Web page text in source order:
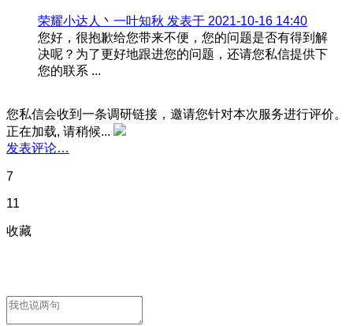
荣耀小达人丶一叶知秋 发表于 2021-10-16 14:40
您好，很抱歉给您带来不便，您的问题是否有得到解
决呢？为了更好地跟进您的问题，还请您私信提供下
您的联系 ...
您私信会收到一条调研链接，邀请您针对本次服务进行评价。
正在加载, 请稍候...
发表评论…
7
11
收藏